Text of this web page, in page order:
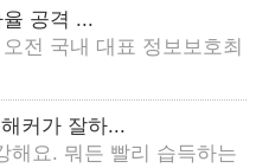
공격 ...
오전 국내 대표 정보보호최
커가 잘하...
해요. 뭐든 빨리 습득하는